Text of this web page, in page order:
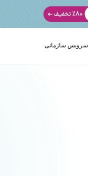
سرویس سازمانی